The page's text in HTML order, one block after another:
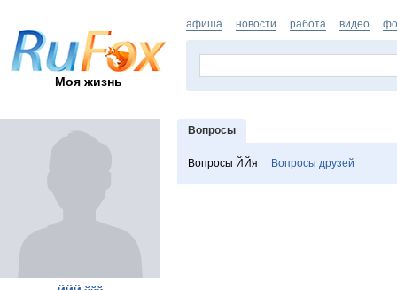
Моя жизнь
афиша новости работа видео
Вопросы
Вопросы ЙЙя Вопросы друзей